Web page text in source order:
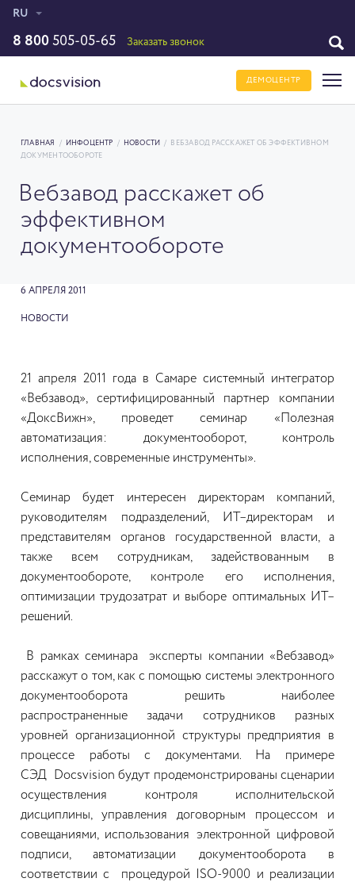
RU
8 800 505-05-65 Заказать звонок
ДЕМОЦЕНТР
ГЛАВНАЯ / ИНФОЦЕНТР / НОВОСТИ /
ВЕБЗАВОД РАССКАЖЕТ ОБ ЭФФЕКТИВНОМ
ДОКУМЕНТООБОРОТЕ
Вебзавод расскажет об
эффективном
документообороте
6 АПРЕЛЯ 2011
НОВОСТИ
21 апреля 2011 года в Самаре системный интегратор
«Вебзавод», сертифицированный партнер компании
«ДоксВижн», проведет семинар «Полезная
автоматизация: документооборот, контроль
исполнения, современные инструменты».
Семинар будет интересен директорам компаний,
руководителям подразделений, ИТ–директорам и
представителям органов государственной власти, а
также всем сотрудникам, задействованным в
документообороте, контроле его исполнения,
оптимизации трудозатрат и выборе оптимальных ИТ–
решений.
В рамках семинара эксперты компании «Вебзавод»
расскажут о том, как с помощью системы электронного
документооборота решить наиболее
распространенные задачи сотрудников разных
уровней организационной структуры предприятия в
процессе работы с документами. На примере
СЭД Docsvision будут продемонстрированы сценарии
осуществления контроля исполнительской
дисциплины, управления договорным процессом и
совещаниями, использования электронной цифровой
подписи, автоматизации документооборота в
соответствии с процедурой ISO-9000 и реализации